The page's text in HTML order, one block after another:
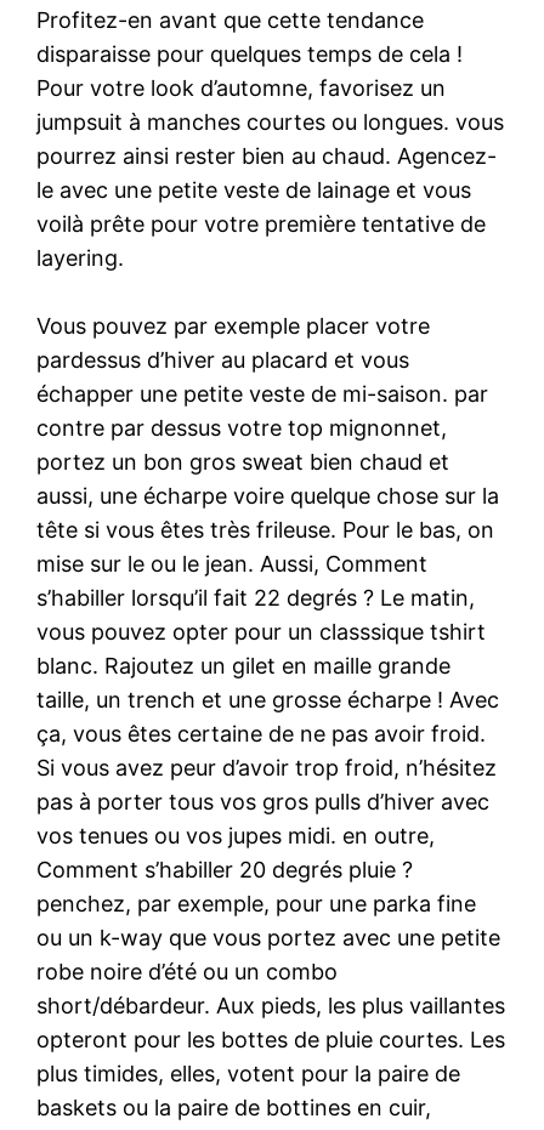
Profitez-en avant que cette tendance
disparaisse pour quelques temps de cela !
Pour votre look d’automne, favorisez un
jumpsuit à manches courtes ou longues. vous
pourrez ainsi rester bien au chaud. Agencez-
le avec une petite veste de lainage et vous
voilà prête pour votre première tentative de
layering.
Vous pouvez par exemple placer votre
pardessus d’hiver au placard et vous
échapper une petite veste de mi-saison. par
contre par dessus votre top mignonnet,
portez un bon gros sweat bien chaud et
aussi, une écharpe voire quelque chose sur la
tête si vous êtes très frileuse. Pour le bas, on
mise sur le ou le jean. Aussi, Comment
s’habiller lorsqu’il fait 22 degrés ? Le matin,
vous pouvez opter pour un classsique tshirt
blanc. Rajoutez un gilet en maille grande
taille, un trench et une grosse écharpe ! Avec
ça, vous êtes certaine de ne pas avoir froid.
Si vous avez peur d’avoir trop froid, n’hésitez
pas à porter tous vos gros pulls d’hiver avec
vos tenues ou vos jupes midi. en outre,
Comment s’habiller 20 degrés pluie ?
penchez, par exemple, pour une parka fine
ou un k-way que vous portez avec une petite
robe noire d’été ou un combo
short/débardeur. Aux pieds, les plus vaillantes
opteront pour les bottes de pluie courtes. Les
plus timides, elles, votent pour la paire de
baskets ou la paire de bottines en cuir,